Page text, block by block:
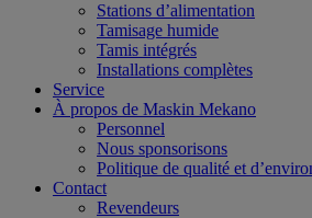
Stations d’alimentation
Tamisage humide
Tamis intégrés
Installations complètes
Service
À propos de Maskin Mekano
Personnel
Nous sponsorisons
Politique de qualité et
Contact
Revendeurs